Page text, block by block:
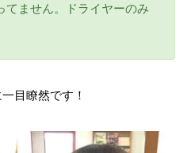
てません。ドライヤーのみ
目瞭然です！